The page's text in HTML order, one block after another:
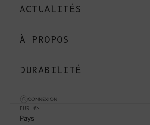
ACTUALITÉS
À PROPOS
DURABILITÉ
CONNEXION
EUR €
Pays